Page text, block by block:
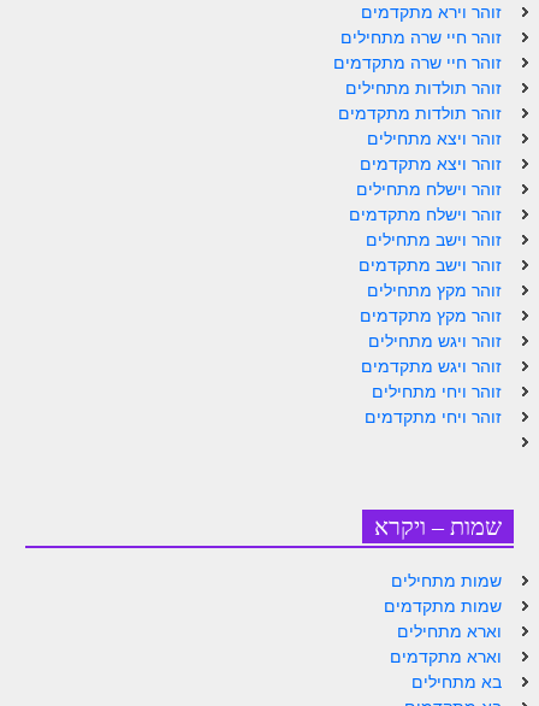
ספר הזוהר פרשת תזריע למתקדמים
זוהר מצורע מתחילים
זוהר מצורע למתקדמים
זוהר אחרי מות למתקדמים
הזוהר הקדוש – קדושים למתחילים
הזוהר הקדוש – קדושים למתקדמים
ספר הזוהר אמור השקפה
ספר הזוהר אמור מתקדמים
הזוהר הקדוש פרשת בהר למתחילים
זוהר בחוקותי למתחילים
זוהר הקדוש בחוקותי למתקדמים
ספר הזוהר – במדבר
זוהר במדבר מתחילים
זוהר במדבר מתקדמים
זוהר וירא מתקדמים
זוהר חיי שרה מתחילים
זוהר חיי שרה מתקדמים
זוהר תולדות מתחילים
זוהר תולדות מתקדמים
זוהר ויצא מתחילים
זוהר ויצא מתקדמים
זוהר וישלח מתחילים
זוהר וישלח מתקדמים
זוהר וישב מתחילים
זוהר וישב מתקדמים
זוהר מקץ מתחילים
זוהר מקץ מתקדמים
זוהר ויגש מתחילים
זוהר ויגש מתקדמים
זוהר ויחי מתחילים
זוהר ויחי מתקדמים
שמות – ויקרא
שמות מתחילים
שמות מתקדמים
וארא מתחילים
וארא מתקדמים
בא מתחילים